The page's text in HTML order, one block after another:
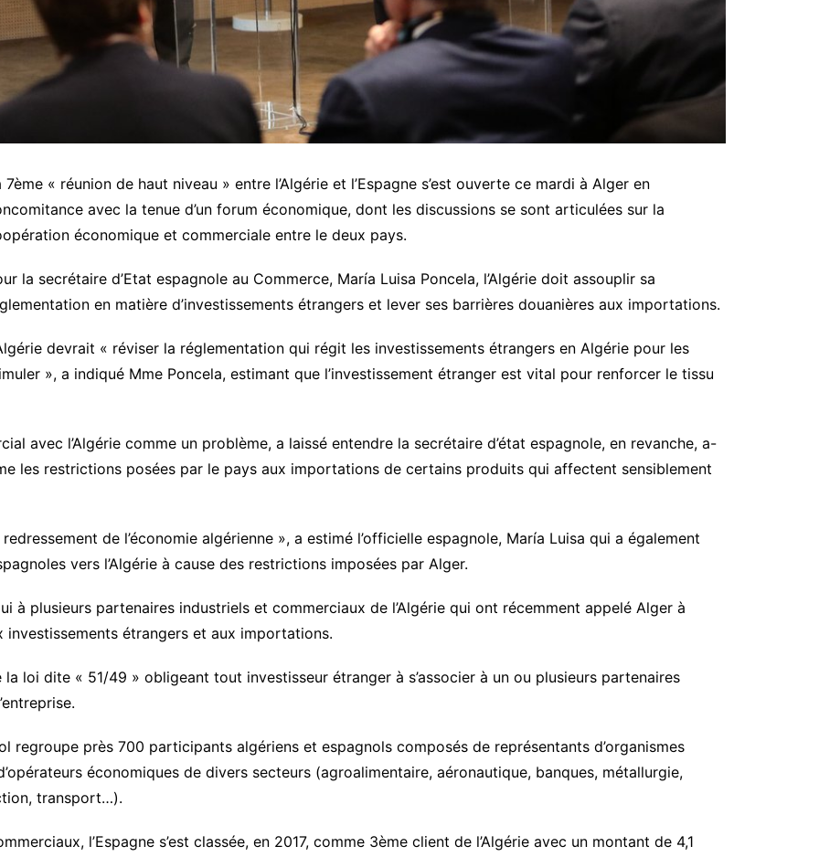
7ème « réunion de haut niveau » entre l’Algérie et l’Espagne s’est ouverte ce mardi à Alger en
avec la tenue d’un forum économique, dont les discussions se sont articulées sur la
économique et commerciale entre le deux pays.
la secrétaire d’Etat espagnole au Commerce, María Luisa Poncela, l’Algérie doit assouplir sa
en matière d’investissements étrangers et lever ses barrières douanières aux importations.
devrait « réviser la réglementation qui régit les investissements étrangers en Algérie pour les
», a indiqué Mme Poncela, estimant que l’investissement étranger est vital pour renforcer le tissu
avec l’Algérie comme un problème, a laissé entendre la secrétaire d’état espagnole, en revanche, a-
les restrictions posées par le pays aux importations de certains produits qui affectent sensiblement
de l’économie algérienne », a estimé l’officielle espagnole, María Luisa qui a également
vers l’Algérie à cause des restrictions imposées par Alger.
à plusieurs partenaires industriels et commerciaux de l’Algérie qui ont récemment appelé Alger à
étrangers et aux importations.
loi dite « 51/49 » obligeant tout investisseur étranger à s’associer à un ou plusieurs partenaires
regroupe près 700 participants algériens et espagnols composés de représentants d’organismes
économiques de divers secteurs (agroalimentaire, aéronautique, banques, métallurgie,
transport…).
l’Espagne s’est classée, en 2017, comme 3ème client de l’Algérie avec un montant de 4,1